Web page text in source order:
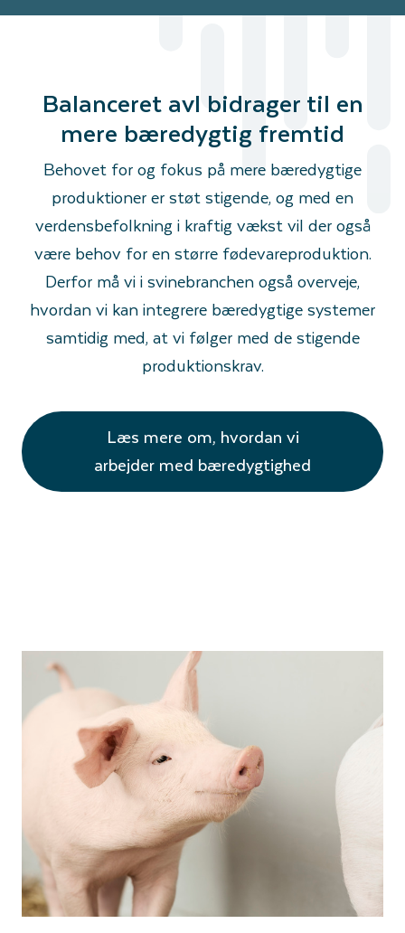
Balanceret avl bidrager til en
mere bæredygtig fremtid
Behovet for og fokus på mere bæredygtige
produktioner er støt stigende, og med en
verdensbefolkning i kraftig vækst vil der også
være behov for en større fødevareproduktion.
Derfor må vi i svinebranchen også overveje,
hvordan vi kan integrere bæredygtige systemer
samtidig med, at vi følger med de stigende
produktionskrav.
Læs mere om, hvordan vi
arbejder med bæredygtighed